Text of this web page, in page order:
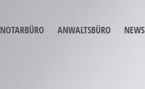
NOTARBÜRO ANWALTSBÜRO NEWS